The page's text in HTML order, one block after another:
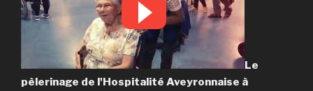
Le
pèlerinage de l'Hospitalité Aveyronnaise à